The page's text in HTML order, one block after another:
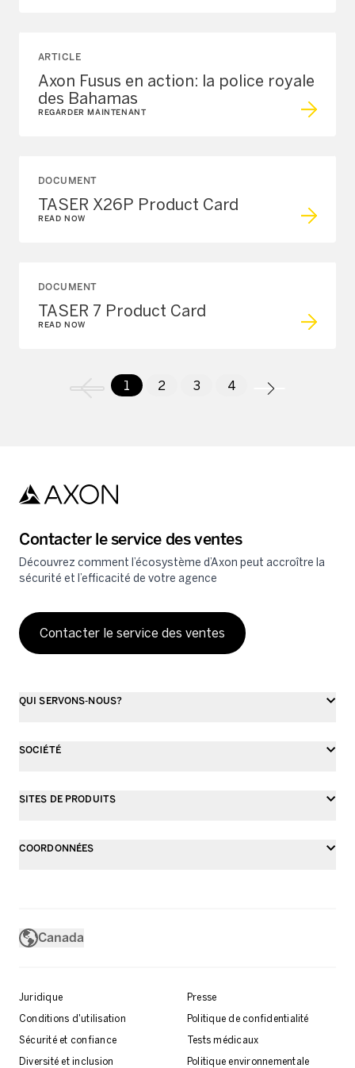
ARTICLE
Axon Fusus en action: la police royale
des Bahamas
REGARDER MAINTENANT
DOCUMENT
TASER X26P Product Card
READ NOW
DOCUMENT
TASER 7 Product Card
READ NOW
1 2 3 4
Contacter le service des ventes
Découvrez comment l’écosystème d’Axon peut accroître la
sécurité et l’efficacité de votre agence
Contacter le service des ventes
QUI SERVONS-NOUS?
SOCIÉTÉ
SITES DE PRODUITS
COORDONNÉES
Canada
Juridique
Presse
Conditions d'utilisation
Politique de confidentialité
Sécurité et confiance
Tests médicaux
Diversité et inclusion
Politique environnementale